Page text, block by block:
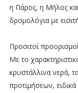
η Πάρος, η Μήλος
δρομολόγια με
Προσιτοί
Με το
κρυστάλλινα νερά,
προτιμήσεων, ειδικά